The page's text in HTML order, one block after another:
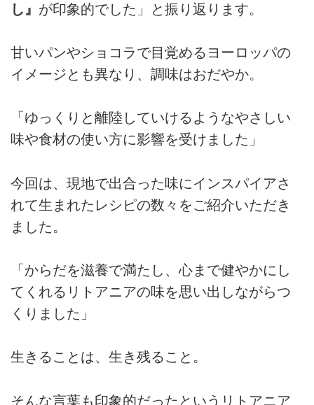
し』 が印象的でした」と振り返ります。
甘いパンやショコラで目覚めるヨーロッパの
イメージとも異なり、調味はおだやか。
「ゆっくりと離陸していけるようなやさしい
味や食材の使い方に影響を受けました」
今回は、現地で出合った味にインスパイアさ
れて生まれたレシピの数々をご紹介いただき
ました。
「からだを滋養で満たし、心まで健やかにし
てくれるリトアニアの味を思い出しながらつ
くりました」
生きることは、生き残ること。
そんな言葉も印象的だったというリトアニア